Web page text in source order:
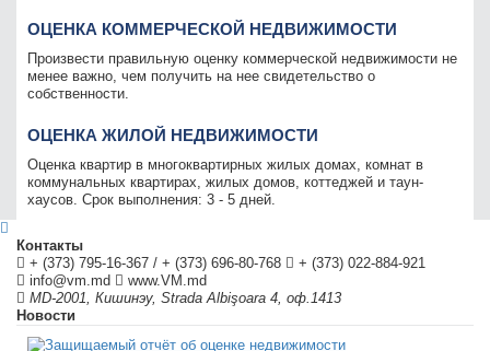
ОЦЕНКА КОММЕРЧЕСКОЙ НЕДВИЖИМОСТИ
Произвести правильную оценку коммерческой недвижимости не
менее важно, чем получить на нее свидетельство о
собственности.
ОЦЕНКА ЖИЛОЙ НЕДВИЖИМОСТИ
Оценка квартир в многоквартирных жилых домах, комнат в
коммунальных квартирах, жилых домов, коттеджей и таун-
хаусов. Срок выполнения: 3 - 5 дней.
Контакты
+ (373) 795-16-367 / + (373) 696-80-768
+ (373) 022-884-921
info@vm.md
www.VM.md
MD-2001, Кишинэу, Strada Albişoara 4, оф.1413
Новости